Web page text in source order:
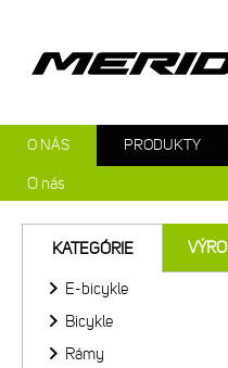
KATEGÓRIE
E-bicykle
Bicykle
Rámy
O NÁS
O nás
PRODUKTY